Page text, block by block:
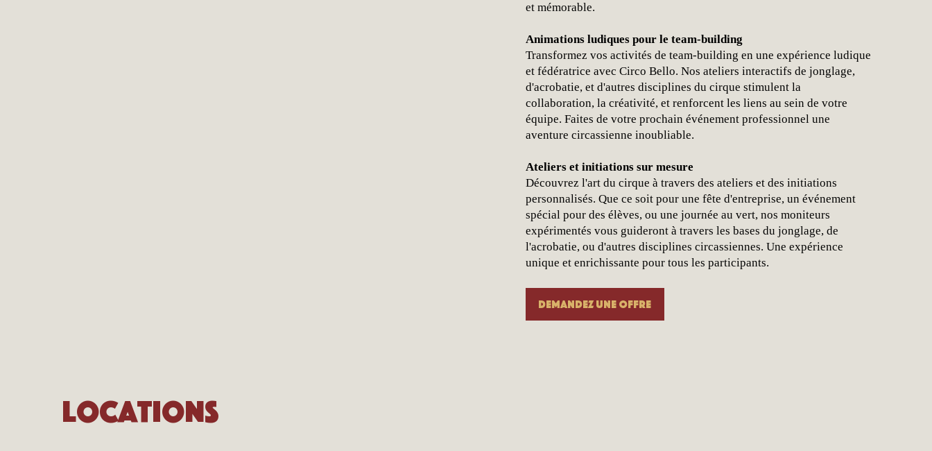
et mémorable.
Animations ludiques pour le team-building
Transformez vos activités de team-building en une expérience ludique
et fédératrice avec Circo Bello. Nos ateliers interactifs de jonglage,
d'acrobatie, et d'autres disciplines du cirque stimulent la
collaboration, la créativité, et renforcent les liens au sein de votre
équipe. Faites de votre prochain événement professionnel une
aventure circassienne inoubliable.
Ateliers et initiations sur mesure
Découvrez l'art du cirque à travers des ateliers et des initiations
personnalisés. Que ce soit pour une fête d'entreprise, un événement
spécial pour des élèves, ou une journée au vert, nos moniteurs
expérimentés vous guideront à travers les bases du jonglage, de
l'acrobatie, ou d'autres disciplines circassiennes. Une expérience
unique et enrichissante pour tous les participants.
Demandez une offre
Locations